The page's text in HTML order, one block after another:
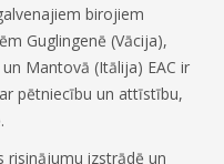
birojiem
Guglingenē (Vācija),
Mantovā (Itālija) EAC ir
pētniecību un attīstību,
risinājumu izstrādē un